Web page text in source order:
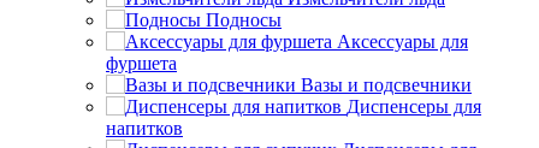
Подносы
Аксессуары для
фуршета
Вазы и подсвечники
Диспенсеры для
напитков